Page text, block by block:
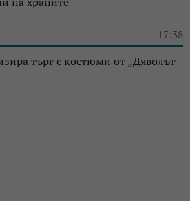
17:38
търг с костюми от „Дяволът